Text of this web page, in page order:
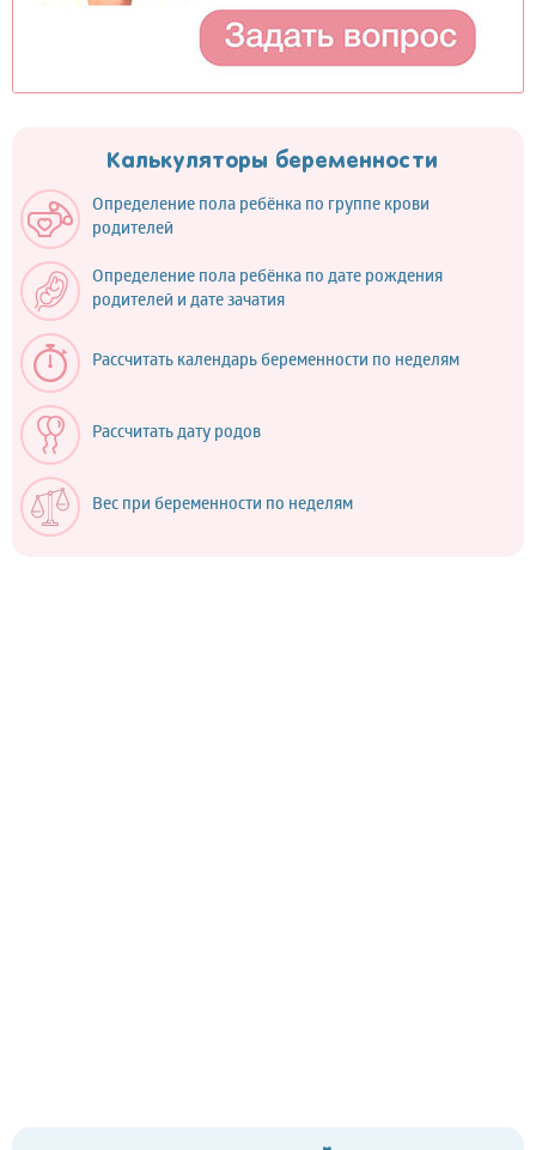
Калькуляторы беременности
Определение пола ребёнка по группе крови
родителей
Определение пола ребёнка по дате рождения
родителей и дате зачатия
Рассчитать календарь беременности по неделям
Рассчитать дату родов
Вес при беременности по неделям